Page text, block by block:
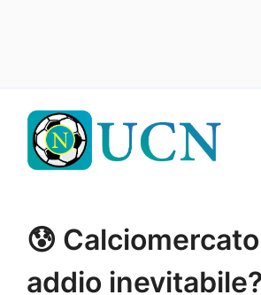
contenuto
😰
addio